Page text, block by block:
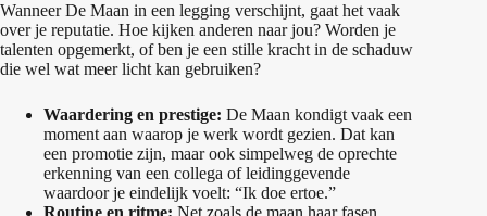
Wanneer De Maan in een legging verschijnt, gaat het vaak
over je reputatie. Hoe kijken anderen naar jou? Worden je
talenten opgemerkt, of ben je een stille kracht in de schaduw
die wel wat meer licht kan gebruiken?
Waardering en prestige: De Maan kondigt vaak een
moment aan waarop je werk wordt gezien. Dat kan
een promotie zijn, maar ook simpelweg de oprechte
erkenning van een collega of leidinggevende
waardoor je eindelijk voelt: “Ik doe ertoe.”